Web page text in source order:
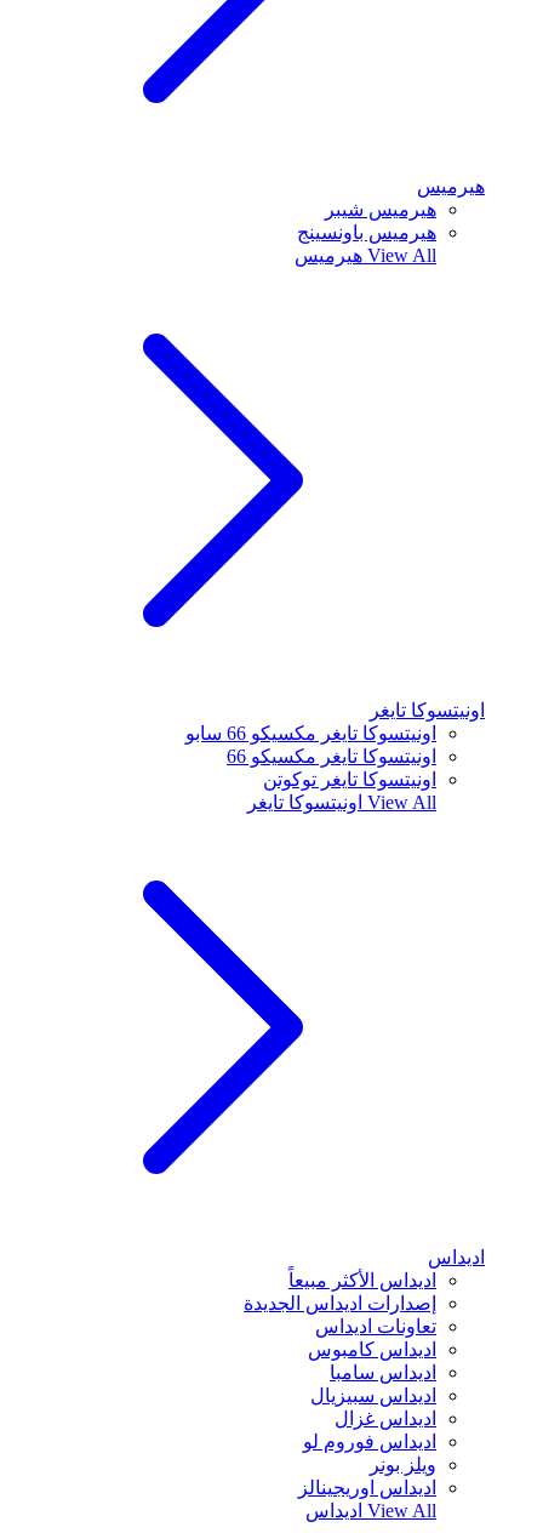
هيرميس
هيرميس شيبر
هيرميس باونسينج
View All هيرميس
اونيتسوكا تايغر
اونيتسوكا تايغر مكسيكو 66 سابو
اونيتسوكا تايغر مكسيكو 66
اونيتسوكا تايغر توكوتن
View All اونيتسوكا تايغر
اديداس
اديداس الأكثر مبيعاً
إصدارات اديداس الجديدة
تعاونات اديداس
اديداس كامبوس
اديداس سامبا
اديداس سبيزيال
اديداس غزال
اديداس فوروم لو
ويلز بونر
اديداس اوريجينالز
View All اديداس